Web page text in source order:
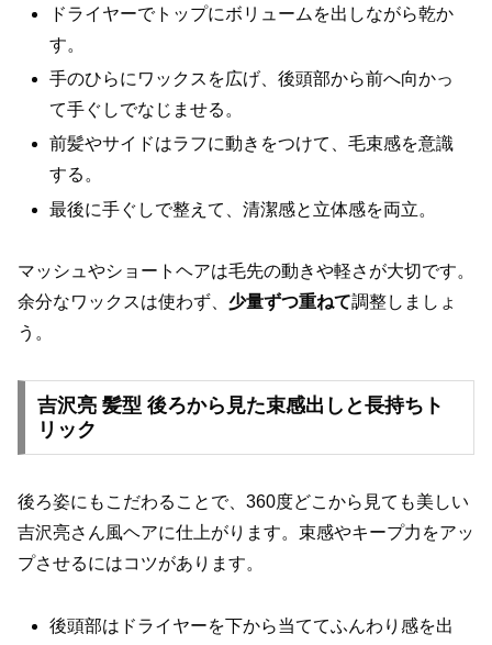
ドライヤーでトップにボリュームを出しながら乾か
す。
手のひらにワックスを広げ、後頭部から前へ向かっ
て手ぐしでなじませる。
前髪やサイドはラフに動きをつけて、毛束感を意識
する。
最後に手ぐしで整えて、清潔感と立体感を両立。
マッシュやショートヘアは毛先の動きや軽さが大切です。
余分なワックスは使わず、 少量ずつ重ねて調整しましょ
う。
吉沢亮 髪型 後ろから見た束感出しと長持ちト
リック
後ろ姿にもこだわることで、360度どこから見ても美しい
吉沢亮さん風ヘアに仕上がります。束感やキープ力をアッ
プさせるにはコツがあります。
後頭部はドライヤーを下から当ててふんわり感を出